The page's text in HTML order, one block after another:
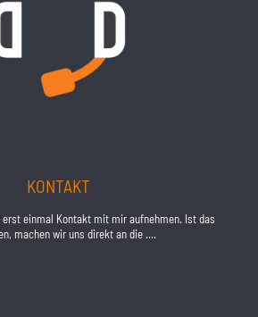
KONTAKT
einmal Kontakt mit mir aufnehmen. Ist das
machen wir uns direkt an die ....